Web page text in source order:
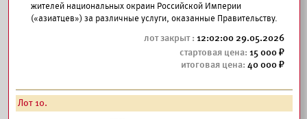
жителей национальных окраин Российской Империи
(«азиатцев») за различные услуги, оказанные Правительству.
12:02:00 29.05.2026
15 000
40 000
Лот 10.